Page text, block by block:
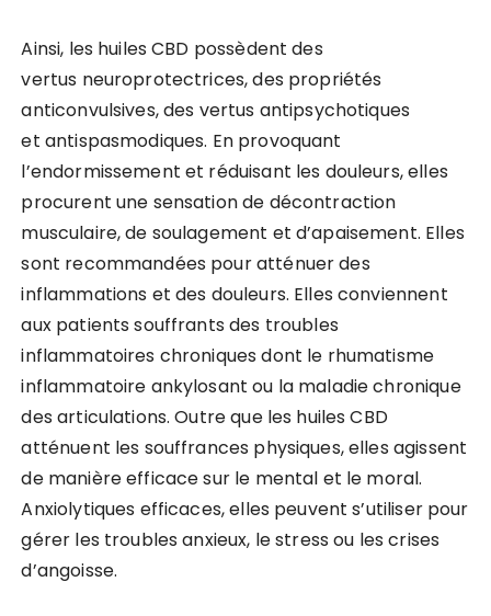
Ainsi, les huiles CBD possèdent des
vertus neuroprotectrices, des propriétés
anticonvulsives, des vertus antipsychotiques
et antispasmodiques. En provoquant
l’endormissement et réduisant les douleurs, elles
procurent une sensation de décontraction
musculaire, de soulagement et d’apaisement. Elles
sont recommandées pour atténuer des
inflammations et des douleurs. Elles conviennent
aux patients souffrants des troubles
inflammatoires chroniques dont le rhumatisme
inflammatoire ankylosant ou la maladie chronique
des articulations. Outre que les huiles CBD
atténuent les souffrances physiques, elles agissent
de manière efficace sur le mental et le moral.
Anxiolytiques efficaces, elles peuvent s’utiliser pour
gérer les troubles anxieux, le stress ou les crises
d’angoisse.